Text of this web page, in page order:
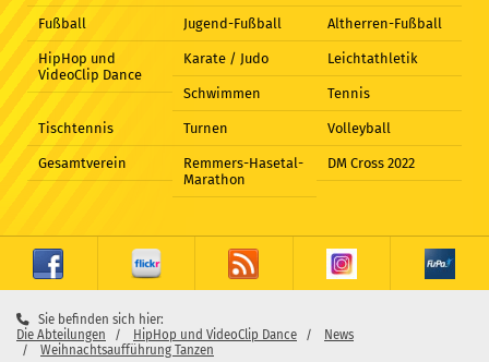
Fußball Jugend-Fußball Altherren-Fußball
HipHop und
VideoClip Dance
Karate / Judo Leichtathletik
Schwimmen Tennis
Tischtennis Turnen Volleyball
Gesamtverein
Remmers-Hasetal-
Marathon
DM Cross 2022
Sie befinden sich hier:
Die Abteilungen
HipHop und VideoClip Dance
News
Weihnachtsaufführung Tanzen